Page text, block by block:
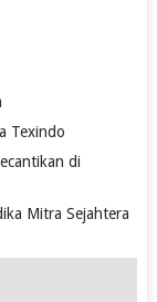
Texindo
di
Mitra Sejahtera